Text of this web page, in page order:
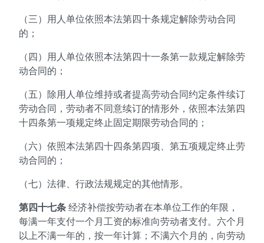
（三）用人单位依照本法第四十条规定解除劳动合同
的；
（四）用人单位依照本法第四十一条第一款规定解除劳
动合同的；
（五）除用人单位维持或者提高劳动合同约定条件续订
劳动合同，劳动者不同意续订的情形外，依照本法第四
十四条第一项规定终止固定期限劳动合同的；
（六）依照本法第四十四条第四项、第五项规定终止劳
动合同的；
（七）法律、行政法规规定的其他情形。
第四十七条 经济补偿按劳动者在本单位工作的年限，
每满一年支付一个月工资的标准向劳动者支付。六个月
以上不满一年的，按一年计算；不满六个月的，向劳动